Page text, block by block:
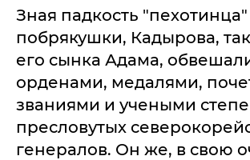
Зная падкость
побрякушки, Кадырова,
его сынка Адама,
орденами, медалями,
званиями и учеными
пресловутых
генералов. Он же, в свою